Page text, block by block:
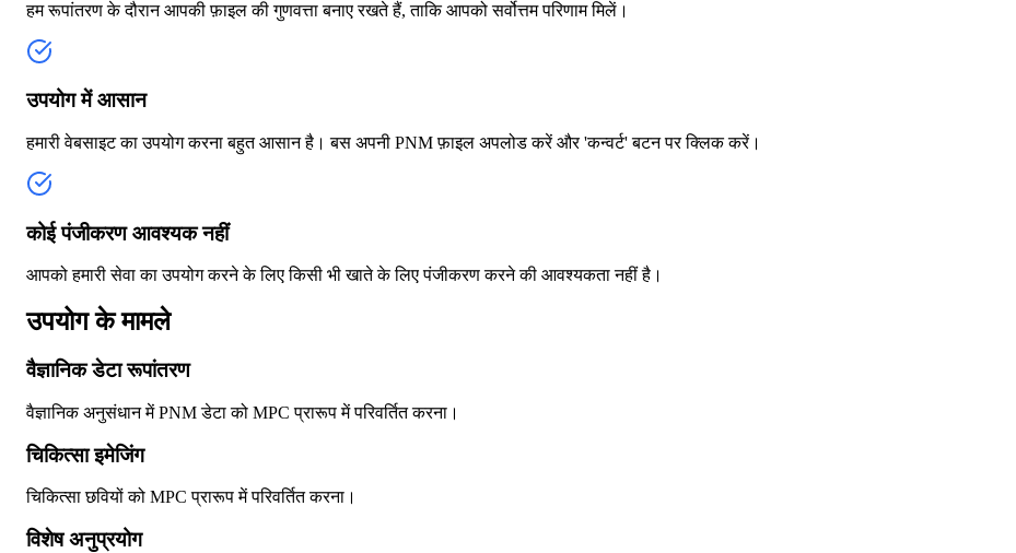
हम रूपांतरण के दौरान आपकी फ़ाइल की गुणवत्ता बनाए रखते हैं, ताकि आपको सर्वोत्तम परिणाम मिलें।
उपयोग में आसान
हमारी वेबसाइट का उपयोग करना बहुत आसान है। बस अपनी PNM फ़ाइल अपलोड करें और 'कन्वर्ट' बटन पर क्लिक करें।
कोई पंजीकरण आवश्यक नहीं
आपको हमारी सेवा का उपयोग करने के लिए किसी भी खाते के लिए पंजीकरण करने की आवश्यकता नहीं है।
उपयोग के मामले
वैज्ञानिक डेटा रूपांतरण
वैज्ञानिक अनुसंधान में PNM डेटा को MPC प्रारूप में परिवर्तित करना।
चिकित्सा इमेजिंग
चिकित्सा छवियों को MPC प्रारूप में परिवर्तित करना।
विशेष अनुप्रयोग